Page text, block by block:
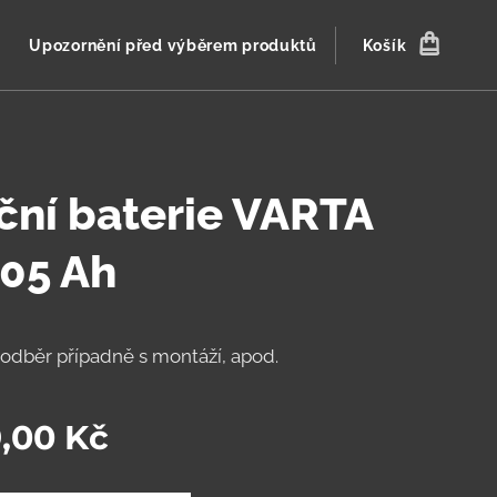
Upozornění před výběrem produktů Košík
baterie VARTA
Ah
případně s montáží, apod.
Kč